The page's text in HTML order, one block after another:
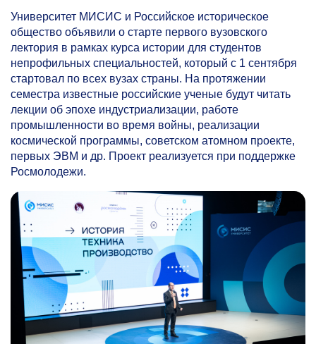
Университет МИСИС и Российское историческое
общество объявили о старте первого вузовского
лектория в рамках курса истории для студентов
непрофильных специальностей, который с 1 сентября
стартовал по всех вузах страны. На протяжении
семестра известные российские ученые будут читать
лекции об эпохе индустриализации, работе
промышленности во время войны, реализации
космической программы, советском атомном проекте,
первых ЭВМ и др. Проект реализуется при поддержке
Росмолодежи.